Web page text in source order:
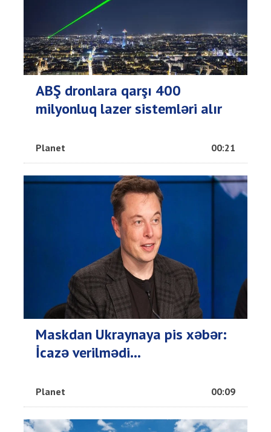
ABŞ dronlara qarşı 400
milyonluq lazer sistemləri alır
Planet 00:21
Maskdan Ukraynaya pis xəbər:
İcazə verilmədi...
Planet 00:09